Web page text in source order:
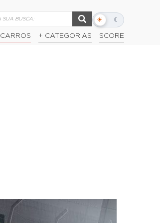
☀ ☾
Alternar
escuro
CARROS + CATEGORIAS SCORE